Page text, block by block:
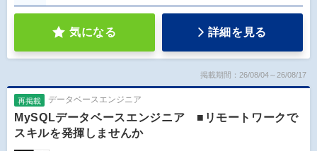
気になる 詳細を見る
掲載期間：26/08/04～26/08/17
再掲載 データベースエンジニア
MySQLデータベースエンジニア ■リモートワークで
スキルを発揮しませんか